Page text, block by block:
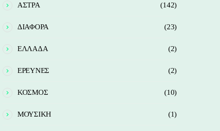
ΑΣΤΡΑ (142)
ΔΙΑΦΟΡΑ (23)
ΕΛΛΑΔΑ (2)
ΕΡΕΥΝΕΣ (2)
ΚΟΣΜΟΣ (10)
ΜΟΥΣΙΚΗ (1)